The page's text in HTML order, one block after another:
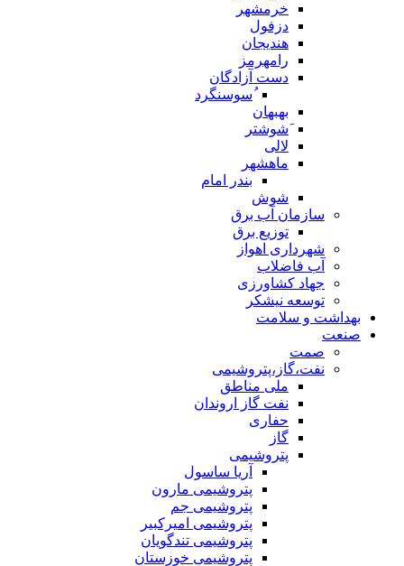
خرمشهر
دزفول
هندیجان
رامهرمز
دست آزادگان
ُسوسنگرد
بهبهان
َشوشتر
لالی
ماهشهر
بندر امام
شوش
سازمان آب برق
توزیع برق
شهرداری اهواز
آب فاضلاب
جهاد کشاورزی
توسعه نیشکر
بهداشت و سلامت
صنعت
صمت
نفت،گاز،پتروشیمی
ملی مناطق
نفت گاز اروندان
حفاری
گاز
پتروشیمی
آریا ساسول
پتروشیمی مارون
پتروشیمی جم
پتروشیمی امیرکبیر
پتروشیمی تندگویان
پتروشیمی خوزستان